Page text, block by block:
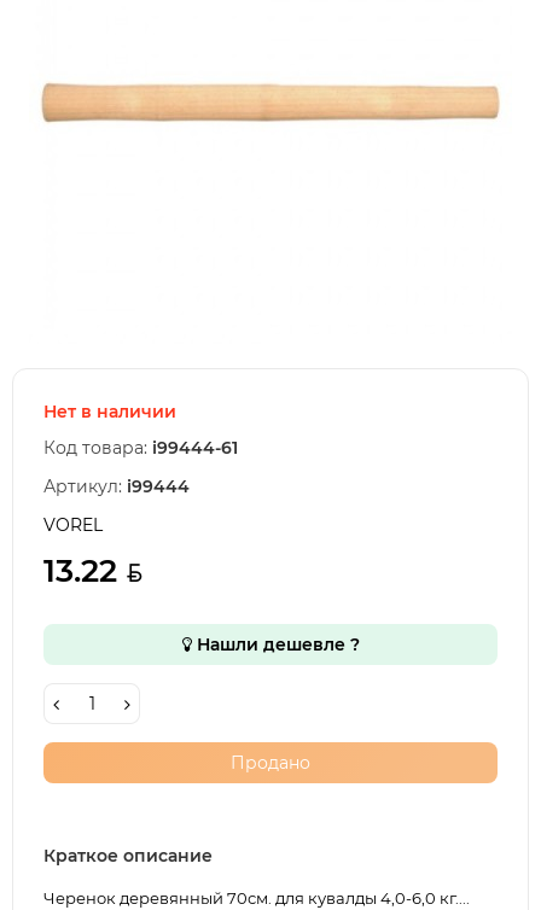
Нет в наличии
Код товара: i99444-61
Артикул: i99444
VOREL
13.22
Нашли дешевле ?
Продано
Краткое описание
Черенок деревянный 70см. для кувалды 4,0-6,0 кг....